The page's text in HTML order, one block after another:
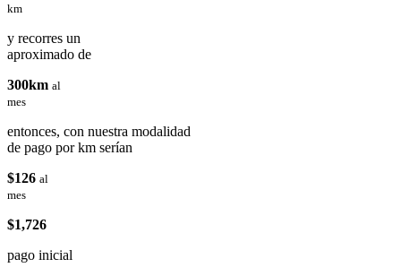
km
y recorres un
aproximado de
300km al
mes
entonces, con nuestra modalidad
de pago por km serían
$126 al
mes
$1,726
pago inicial